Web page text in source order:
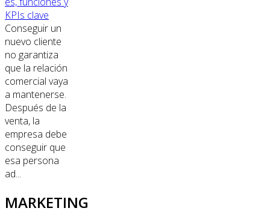
KPIs clave
Conseguir un
nuevo cliente
no garantiza
que la relación
comercial vaya
a mantenerse.
Después de la
venta, la
empresa debe
conseguir que
esa persona
ad...
MARKETING